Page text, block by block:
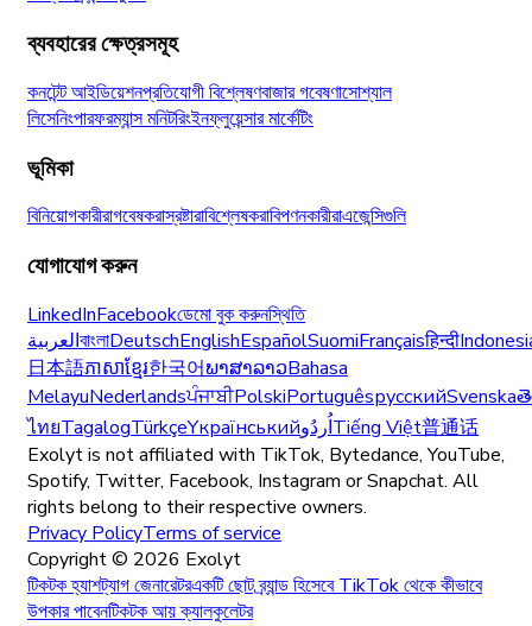
ব্যবহারের ক্ষেত্রসমূহ
কনটেন্ট আইডিয়েশনপ্রতিযোগী বিশ্লেষণবাজার গবেষণাসোশ্যাল
লিসেনিংপারফরম্যান্স মনিটরিংইনফ্লুয়েন্সার মার্কেটিং
ভূমিকা
বিনিয়োগকারীরাগবেষকরাস্রষ্টারাবিশ্লেষকরাবিপণনকারীরাএজেন্সিগুলি
যোগাযোগ করুন
LinkedInFacebookডেমো বুক করুনস্থিতি
العربيةবাংলাDeutschEnglishEspañolSuomiFrançaisहिन्दी
日本語ភាសាខ្មែរ한국어ພາສາລາວBahasa
MelayuNederlandsਪੰਜਾਬੀPolskiPortuguêsрусскийSvenska
ไทยTagalogTürkçeYкраїнськийاُردُوTiếng Việt普通话
Exolyt is not affiliated with TikTok, Bytedance, YouTube,
Spotify, Twitter, Facebook, Instagram or Snapchat. All
rights belong to their respective owners.
Privacy PolicyTerms of service
Copyright © 2026 Exolyt
টিকটক হ্যাশট্যাগ জেনারেটরএকটি ছোট ব্র্যান্ড হিসেবে TikTok থেকে কীভাবে
উপকার পাবেনটিকটক আয় ক্যালকুলেটর